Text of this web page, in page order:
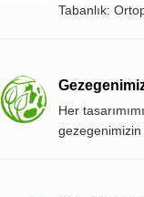
Tabanlık:
Her
gezegenimizin